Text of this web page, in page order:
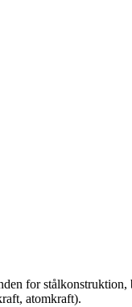
for
atomkraft).